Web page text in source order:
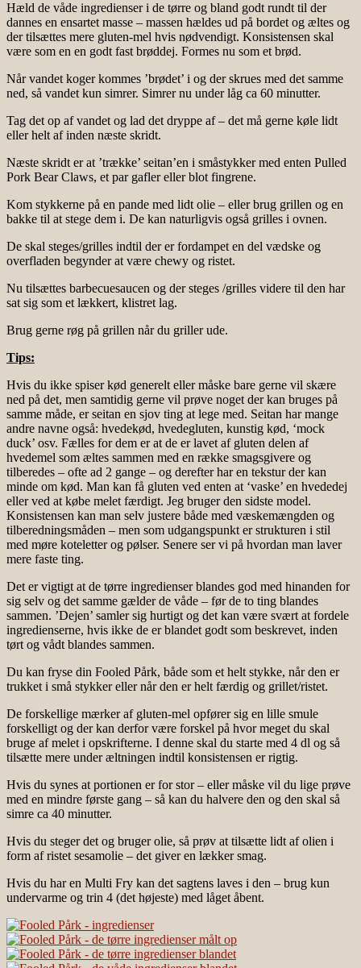
Hæld de våde ingredienser i de tørre og bland godt rundt til der
dannes en ensartet masse – massen hældes ud på bordet og æltes og
der tilsættes mere gluten-mel hvis nødvendigt. Konsistensen skal
være som en en godt fast brøddej. Formes nu som et brød.
Når vandet koger kommes ’brødet’ i og der skrues med det samme
ned, så vandet kun simrer. Simrer nu under låg ca 60 minutter.
Tag det op af vandet og lad det dryppe af – det må gerne køle lidt
eller helt af inden næste skridt.
Næste skridt er at ’trække’ seitan’en i småstykker med enten Pulled
Pork Bear Claws, et par gafler eller blot fingrene.
Kom stykkerne på en pande med lidt olie – eller brug grillen og en
bakke til at stege dem i. De kan naturligvis også grilles i ovnen.
De skal steges/grilles indtil der er fordampet en del vædske og
overfladen begynder at være chewy og ristet.
Nu tilsættes barbecuesaucen og der steges /grilles videre til den har
sat sig som et lækkert, klistret lag.
Brug gerne røg på grillen når du griller ude.
Tips:
Hvis du ikke spiser kød generelt eller måske bare gerne vil skære
ned på det, men samtidig gerne vil prøve noget der kan bruges på
samme måde, er seitan en sjov ting at lege med. Seitan har mange
andre navne også: hvedekød, hvedegluten, kunstig kød, ‘mock
duck’ osv. Fælles for dem er at de er lavet af gluten delen af
hvedemel som æltes sammen med en række smagsgivere og
tilberedes – ofte ad 2 gange – og derefter har en tekstur der kan
minde om kød. Man kan få gluten ved enten at ‘vaske’ en hvededej
eller ved at købe melet færdigt. Jeg bruger den sidste model.
Konsistensen kan man selv justere både med væskemængden og
tilberedningsmåden – men som udgangspunkt er strukturen i stil
med møre koteletter og pølser. Senere ser vi på hvordan man laver
mere faste ting.
Det er vigtigt at de tørre ingredienser blandes god med hinanden for
sig selv og det samme gælder de våde – før de to ting blandes
sammen. ’Dejen’ samler sig hurtigt og det kan være svært at fordele
ingredienserne, hvis ikke de er blandet godt som beskrevet, inden
tørt og vådt blandes sammen.
Du kan fryse din Fooled Pårk, både som et helt stykke, når den er
trukket i små stykker eller når den er helt færdig og grillet/ristet.
De forskellige mærker af gluten-mel opfører sig en lille smule
forskelligt og der kan derfor være forskel på hvor meget du skal
bruge af melet i opskrifterne. I denne skal du starte med 4 dl og så
tilsætte mere under æltningen indtil konsistensen er rigtig.
Hvis du synes at portionen er for stor – eller måske vil du lige prøve
med en mindre første gang – så kan du halvere den og den skal så
simre ca 40 minutter.
Hvis du steger det og bruger olie, så prøv at tilsætte lidt af olien i
form af ristet sesamolie – det giver en lækker smag.
Hvis du har en Multi Fry kan det sagtens laves i den – brug kun
undervarme og trin 4 (det højeste) med låget åbent.